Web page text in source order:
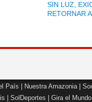
SIN LUZ,
RETORNAR
País Nuestra Amazonia|
SolDeportes Gira el Mundo